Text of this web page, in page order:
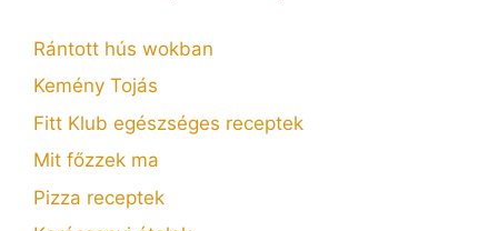
Rántott hús wokban
Kemény Tojás
Fitt Klub egészséges receptek
Mit főzzek ma
Pizza receptek